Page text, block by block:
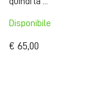
Disponibile
€ 65,00